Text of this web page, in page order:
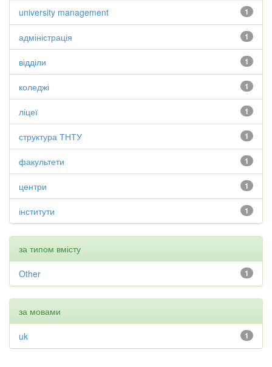
1
university management
1
адміністрація
1
відділи
1
коледжі
1
ліцеї
1
структура ТНТУ
1
факультети
1
центри
1
інститути
за типом вмісту
1
Other
за мовами
1
uk